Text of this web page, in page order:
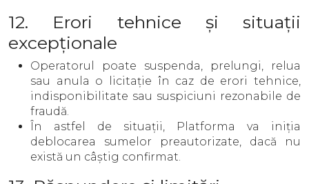
12. Erori tehnice și situații
excepționale
Operatorul poate suspenda, prelungi, relua
sau anula o licitație în caz de erori tehnice,
indisponibilitate sau suspiciuni rezonabile de
fraudă.
În astfel de situații, Platforma va iniția
deblocarea sumelor preautorizate, dacă nu
există un câștig confirmat.